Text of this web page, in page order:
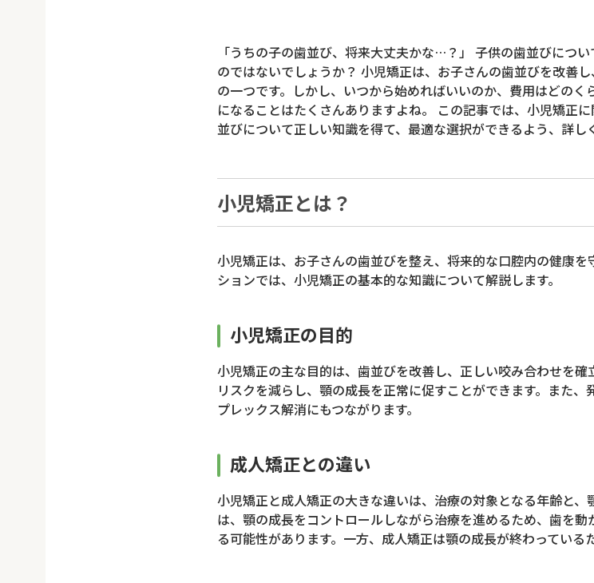
「うちの子の歯並び、将来大丈夫かな…？」 子供の歯並びにつ
のではないでしょうか？ 小児矯正は、お子さんの歯並びを改善
の一つです。しかし、いつから始めればいいのか、費用はどの
になることはたくさんありますよね。 この記事では、小児矯正
並びについて正しい知識を得て、最適な選択ができるよう、詳し
小児矯正とは？
小児矯正は、お子さんの歯並びを整え、将来的な口腔内の健康
ションでは、小児矯正の基本的な知識について解説します。
小児矯正の目的
小児矯正の主な目的は、歯並びを改善し、正しい咬み合わせを
リスクを減らし、顎の成長を正常に促すことができます。また
プレックス解消にもつながります。
成人矯正との違い
小児矯正と成人矯正の大きな違いは、治療の対象となる年齢と
は、顎の成長をコントロールしながら治療を進めるため、歯を
る可能性があります。一方、成人矯正は顎の成長が終わっている